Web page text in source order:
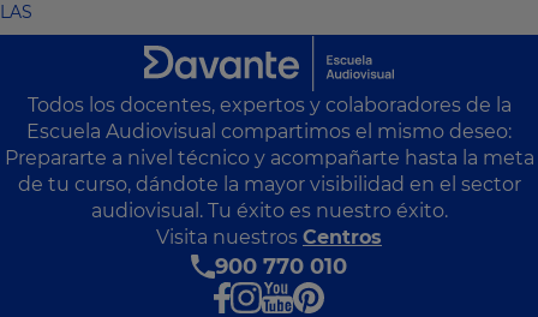
LAS
Todos los docentes, expertos y colaboradores de la
Escuela Audiovisual compartimos el mismo deseo:
Prepararte a nivel técnico y acompañarte hasta la meta
de tu curso, dándote la mayor visibilidad en el sector
audiovisual. Tu éxito es nuestro éxito.
Visita nuestros Centros
900 770 010